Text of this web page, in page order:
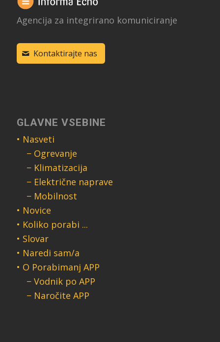
Agencija za integrirano komuniciranje
Kontaktirajte nas
GLAVNE VSEBINE
• Nasveti
− Ogrevanje
− Klimatizacija
− Električne naprave
− Mobilnost
• Novice
• Koliko porabi ...
• Slovar
• Naredi sam/a
• O Porabimanj APP
− Vodnik po APP
− Naročite APP